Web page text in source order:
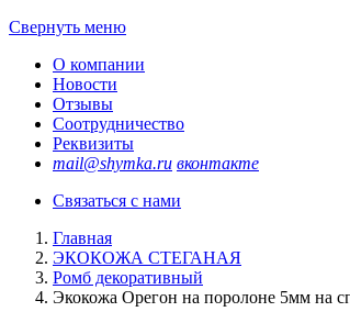
Свернуть меню
О компании
Новости
Отзывы
Соотрудничество
Реквизиты
mail@shymka.ru вконтакте
Связаться с нами
Главная
ЭКОКОЖА СТЕГАНАЯ
Ромб декоративный
Экокожа Орегон на поролоне 5мм